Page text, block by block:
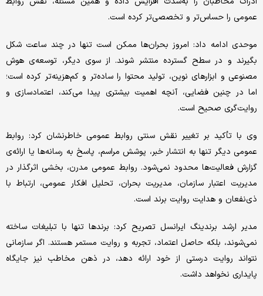
عمومی را حساس‌تر و تخصصی‌تر کرده است.
موحدی ادامه داد: امروز بحران‌ها ممکن است تنها در چند ساعت شکل
بگیرند و در سطح گسترده منتشر شوند. از سوی دیگر، توسعه‌ی هوش
مصنوعی و ابزارهای نوین، تولید محتوا را ساده‌تر و کم‌هزینه‌تر کرده است؛
اما در چنین فضایی، آنچه اهمیت بیشتری پیدا می‌کند، اعتمادسازی و
روایت‌گری صحیح است.
وی با تأکید بر تغییر نقش سنتی روابط عمومی خاطرنشان کرد: روابط
عمومی دیگر تنها به انتشار خبر، پوشش مراسم، پاسخ به رسانه‌ها یا ارائه‌ی
گزارش فعالیت‌ها محدود نمی‌شود. روابط عمومی مدرن، بخشی اثرگذار در
مدیریت اعتبار سازمان، مدیریت بحران، تحلیل افکار عمومی، ارتباط با
ذی‌نفعان و هدایت روایت برند است.
مدیر ارشد برندینگ ایرانسل تصریح کرد: برندها تنها با تبلیغات ساخته
نمی‌شوند، بلکه حاصل اعتماد، تجربه و روایت مستمر هستند. اگر سازمانی
نتواند روایت درستی از خود ارائه دهد، در ذهن مخاطب نیز جایگاه
پایداری نخواهد داشت.